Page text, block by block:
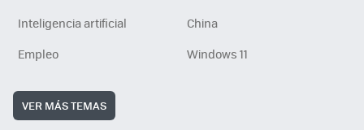
Inteligencia artificial
China
Empleo
Windows 11
VER MÁS TEMAS